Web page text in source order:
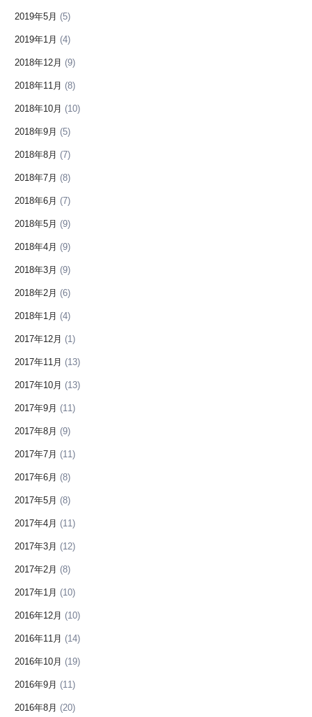
2019年5月 (5)
2019年1月 (4)
2018年12月 (9)
2018年11月 (8)
2018年10月 (10)
2018年9月 (5)
2018年8月 (7)
2018年7月 (8)
2018年6月 (7)
2018年5月 (9)
2018年4月 (9)
2018年3月 (9)
2018年2月 (6)
2018年1月 (4)
2017年12月 (1)
2017年11月 (13)
2017年10月 (13)
2017年9月 (11)
2017年8月 (9)
2017年7月 (11)
2017年6月 (8)
2017年5月 (8)
2017年4月 (11)
2017年3月 (12)
2017年2月 (8)
2017年1月 (10)
2016年12月 (10)
2016年11月 (14)
2016年10月 (19)
2016年9月 (11)
2016年8月 (20)